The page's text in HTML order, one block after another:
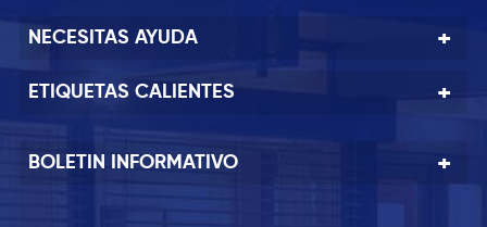
NECESITAS AYUDA
ETIQUETAS CALIENTES
BOLETIN INFORMATIVO